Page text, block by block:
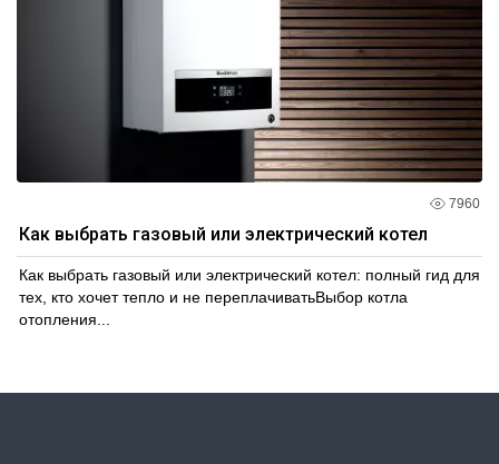
7960
Как выбрать газовый или электрический котел
Как выбрать газовый или электрический котел: полный гид для
тех, кто хочет тепло и не переплачиватьВыбор котла
отопления...